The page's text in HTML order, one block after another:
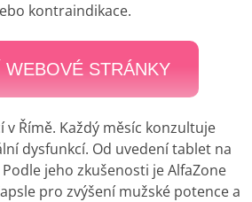
kontraindikace.
WEBOVÉ STRÁNKY
Římě. Každý měsíc konzultuje
dysfunkcí. Od uvedení tablet na
jeho zkušenosti je AlfaZone
pro zvýšení mužské potence a